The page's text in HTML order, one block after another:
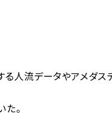
流データやアメダ
。